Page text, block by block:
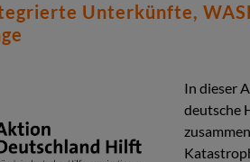
Unterkünfte,
In dieser
deutsche